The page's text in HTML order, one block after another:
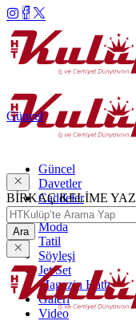
Güncel
Davetler
Caddeler
Haftanın Şıkları
Moda
Tatil
Söyleşi
Jet Set
Magazin Hattı
Galeri
Video
Güncel
BİRKAÇ KELİME
Ara